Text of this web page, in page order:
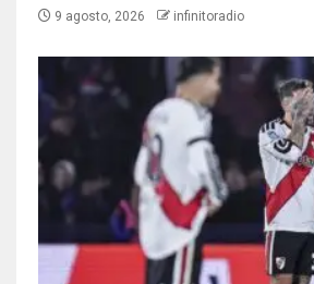
9 agosto, 2026 infinitoradio